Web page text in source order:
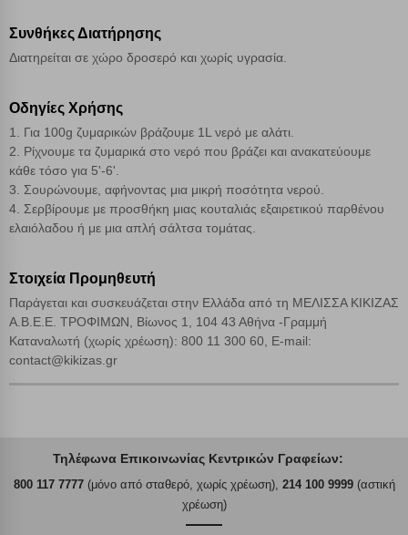
Συνθήκες Διατήρησης
Διατηρείται σε χώρο δροσερό και χωρίς υγρασία.
Οδηγίες Χρήσης
1. Για 100g ζυμαρικών βράζουμε 1L νερό με αλάτι.
2. Ρίχνουμε τα ζυμαρικά στο νερό που βράζει και ανακατεύουμε
κάθε τόσο για 5'-6'.
3. Σουρώνουμε, αφήνοντας μια μικρή ποσότητα νερού.
4. Σερβίρουμε με προσθήκη μιας κουταλιάς εξαιρετικού παρθένου
ελαιόλαδου ή με μια απλή σάλτσα τομάτας.
Στοιχεία Προμηθευτή
Παράγεται και συσκευάζεται στην Ελλάδα από τη ΜΕΛΙΣΣΑ ΚΙΚΙΖΑΣ
Α.Β.Ε.Ε. ΤΡΟΦΙΜΩΝ, Βίωνος 1, 104 43 Αθήνα -Γραμμή
Καταναλωτή (χωρίς χρέωση): 800 11 300 60, E-mail:
contact@kikizas.gr
Τηλέφωνα Επικοινωνίας Κεντρικών Γραφείων:
800 117 7777(μόνο από σταθερό, χωρίς χρέωση), 214 100 9999(αστική
χρέωση)
Αποδοχή όλων